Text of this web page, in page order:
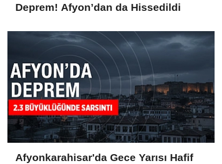
Deprem! Afyon’dan da Hissedildi
Afyonkarahisar'da Gece Yarısı Hafif